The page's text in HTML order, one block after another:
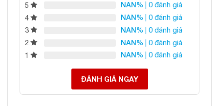
5 NAN% | 0 đánh giá
4
NAN% | 0 đánh giá
3
NAN% | 0 đánh giá
2
NAN% | 0 đánh giá
1
NAN% | 0 đánh giá
ĐÁNH GIÁ NGAY